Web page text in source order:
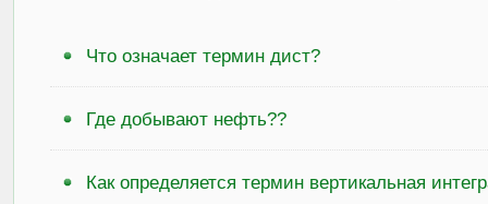
Что означает термин дист?
Где добывают нефть??
Как определяется термин вертикальная